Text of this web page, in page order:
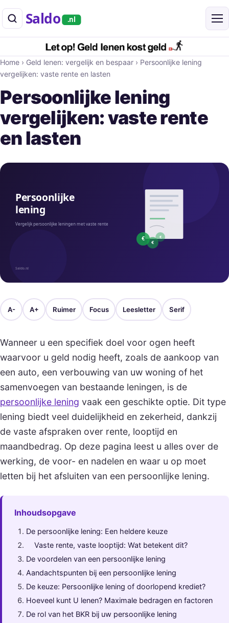
Saldo .nl
Home › Geld lenen: vergelijk en bespaar › Persoonlijke lening
vergelijken: vaste rente en lasten
Persoonlijke lening
vergelijken: vaste rente
en lasten
A- A+ Ruimer Focus Leesletter Serif
Wanneer u een specifiek doel voor ogen heeft
waarvoor u geld nodig heeft, zoals de aankoop van
een auto, een verbouwing van uw woning of het
samenvoegen van bestaande leningen, is de
persoonlijke lening vaak een geschikte optie. Dit type
lening biedt veel duidelijkheid en zekerheid, dankzij
de vaste afspraken over rente, looptijd en
maandbedrag. Op deze pagina leest u alles over de
werking, de voor- en nadelen en waar u op moet
letten bij het afsluiten van een persoonlijke lening.
Inhoudsopgave
De persoonlijke lening: Een heldere keuze
Vaste rente, vaste looptijd: Wat betekent dit?
De voordelen van een persoonlijke lening
Aandachtspunten bij een persoonlijke lening
De keuze: Persoonlijke lening of doorlopend krediet?
Hoeveel kunt U lenen? Maximale bedragen en factoren
De rol van het BKR bij uw persoonlijke lening